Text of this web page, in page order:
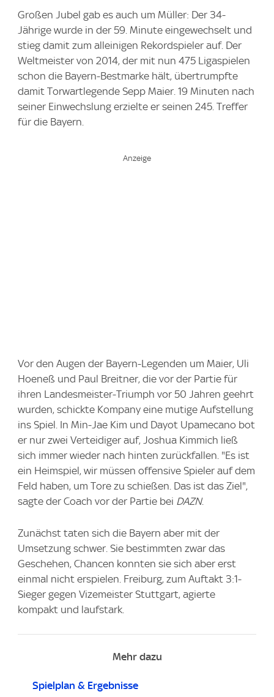
Großen Jubel gab es auch um Müller: Der 34-
Jährige wurde in der 59. Minute eingewechselt und
stieg damit zum alleinigen Rekordspieler auf. Der
Weltmeister von 2014, der mit nun 475 Ligaspielen
schon die Bayern-Bestmarke hält, übertrumpfte
damit Torwartlegende Sepp Maier. 19 Minuten nach
seiner Einwechslung erzielte er seinen 245. Treffer
für die Bayern.
Vor den Augen der Bayern-Legenden um Maier, Uli
Hoeneß und Paul Breitner, die vor der Partie für
ihren Landesmeister-Triumph vor 50 Jahren geehrt
wurden, schickte Kompany eine mutige Aufstellung
ins Spiel. In Min-Jae Kim und Dayot Upamecano bot
er nur zwei Verteidiger auf, Joshua Kimmich ließ
sich immer wieder nach hinten zurückfallen. "Es ist
ein Heimspiel, wir müssen offensive Spieler auf dem
Feld haben, um Tore zu schießen. Das ist das Ziel",
sagte der Coach vor der Partie bei DAZN.
Zunächst taten sich die Bayern aber mit der
Umsetzung schwer. Sie bestimmten zwar das
Geschehen, Chancen konnten sie sich aber erst
einmal nicht erspielen. Freiburg, zum Auftakt 3:1-
Sieger gegen Vizemeister Stuttgart, agierte
kompakt und laufstark.
Mehr dazu
Spielplan & Ergebnisse